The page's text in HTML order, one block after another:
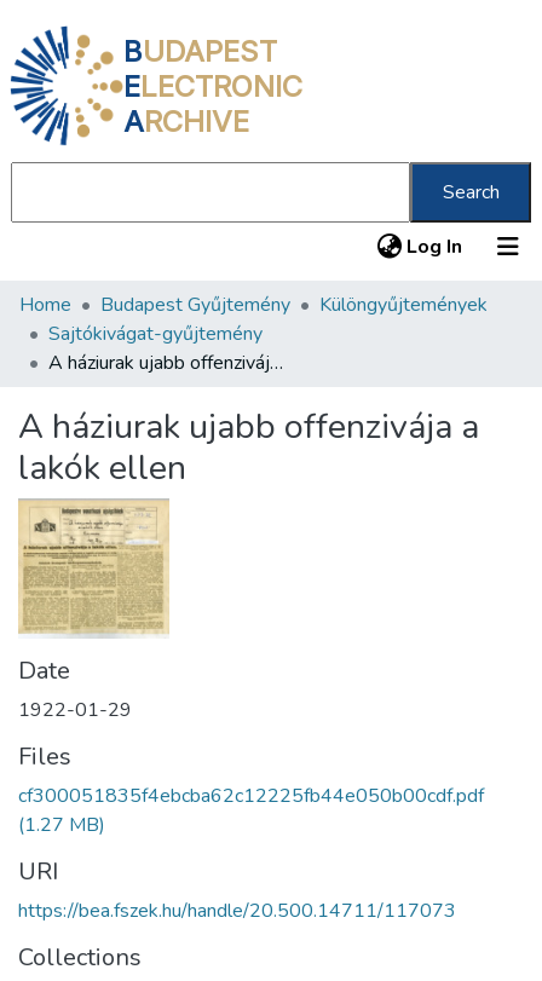
BUDAPEST
ELECTRONIC
ARCHIVE
Search
Log In (current)
Communities & Collections
All of DSpace
About us
Home Budapest Gyűjtemény
Különgyűjtemények
Sajtókivágat-gyűjtemény
A háziurak ujabb offenzivája a lakók ellen
A háziurak ujabb offenzivája a
lakók ellen
Date
1922-01-29
Files
cf300051835f4ebcba62c12225fb44e050b00cdf.pdf
(1.27 MB)
URI
https://bea.fszek.hu/handle/20.500.14711/117073
Collections